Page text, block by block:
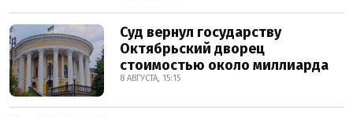
Суд вернул государству
Октябрьский дворец
стоимостью около миллиарда
8 АВГУСТА, 15:15